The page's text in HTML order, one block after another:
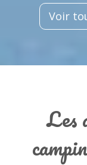
Voir
Les